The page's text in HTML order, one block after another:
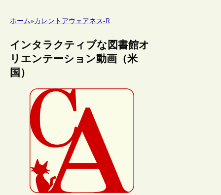
ホーム»カレントアウェアネス-R
インタラクティブな図書館オ
リエンテーション動画（米
国）